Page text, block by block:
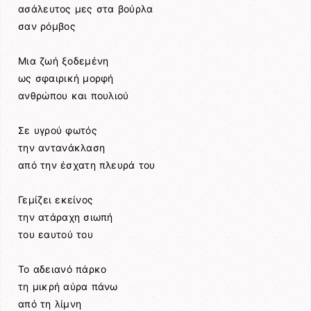
ασάλευτος μες στα βούρλα
σαν ρόμβος
Μια ζωή ξοδεμένη
ως σφαιρική μορφή
ανθρώπου και πουλιού
Σε υγρού φωτός
την αντανάκλαση
από την έσχατη πλευρά του
Γεμίζει εκείνος
την ατάραχη σιωπή
του εαυτού του
Το αδειανό πάρκο
τη μικρή αύρα πάνω
από τη λίμνη